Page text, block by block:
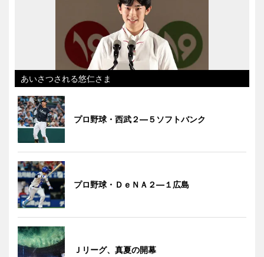
あいさつされる悠仁さま
プロ野球・西武２―５ソフトバンク
プロ野球・ＤｅＮＡ２―１広島
Ｊリーグ、真夏の開幕